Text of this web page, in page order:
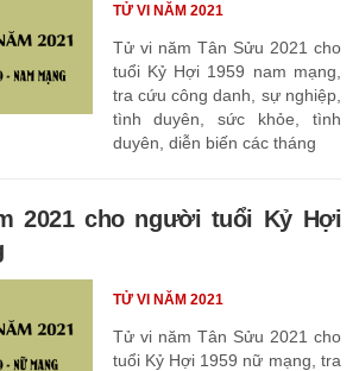
Tử vi năm Tân Sửu 2021 cho
tuổi Kỷ Hợi 1959 nam mạng,
tra cứu công danh, sự nghiệp,
tình duyên, sức khỏe, tình
duyên, diễn biến các tháng
TỬ VI NĂM 2021
2021 cho người tuổi Kỷ Hợi
Tử vi năm Tân Sửu 2021 cho
tuổi Kỷ Hợi 1959 nữ mạng, tra
TỬ VI NĂM 2021